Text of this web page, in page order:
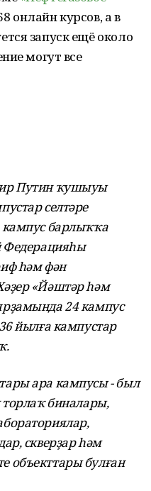
онлайн курсов, а в
запуск ещё около
могут все
Путин ҡушыуы
селтәре
барлыҡҡа
Федерацияһы
һәм фән
«Йәштәр һәм
24 кампус
йылға кампустар
ара кампусы - был
торлаҡ биналары,
скверҙар һәм
объекттары булған